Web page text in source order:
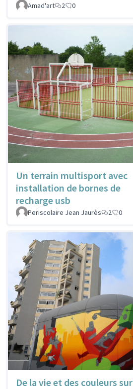
Amad'art 2 0
Un terrain multisport avec
installation de bornes de
recharge usb
Periscolaire Jean Jaurès 2 0
De la vie et des couleurs sur